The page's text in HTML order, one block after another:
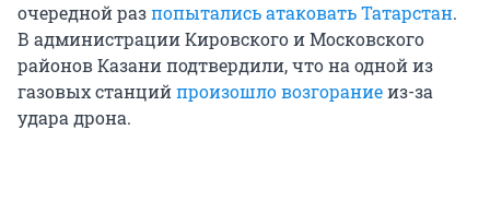
очередной разпопытались атаковать Татарстан.
В администрации Кировского и Московского
районов Казани подтвердили, что на одной из
газовых станцийпроизошло возгораниеиз-за
удара дрона.